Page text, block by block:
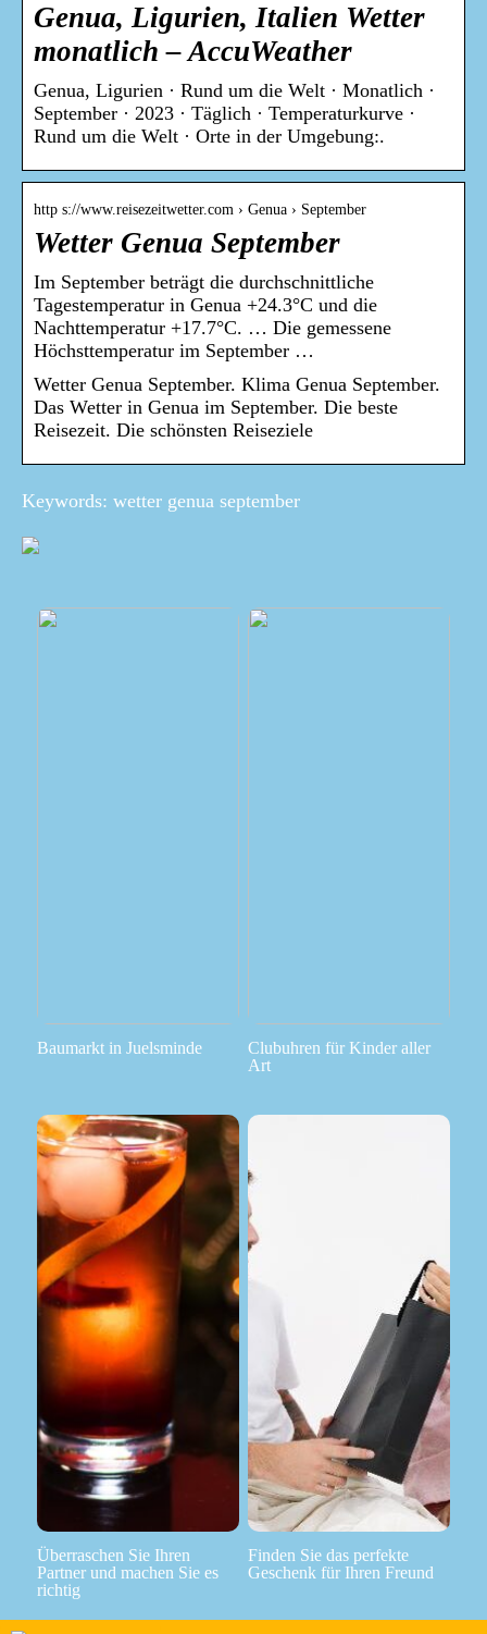
Genua, Ligurien, Italien Wetter
monatlich – AccuWeather
Genua, Ligurien · Rund um die Welt · Monatlich ·
September · 2023 · Täglich · Temperaturkurve ·
Rund um die Welt · Orte in der Umgebung:.
http s://www.reisezeitwetter.com › Genua › September
Wetter Genua September
Im September beträgt die durchschnittliche
Tagestemperatur in Genua +24.3°C und die
Nachttemperatur +17.7°C. … Die gemessene
Höchsttemperatur im September …
Wetter Genua September. Klima Genua September.
Das Wetter in Genua im September. Die beste
Reisezeit. Die schönsten Reiseziele
Keywords: wetter genua september
Baumarkt in Juelsminde
Clubuhren für Kinder aller
Art
Überraschen Sie Ihren
Partner und machen Sie es
richtig
Finden Sie das perfekte
Geschenk für Ihren Freund